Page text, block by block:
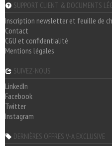
SUPPORT CLIENT & DOCUMENTS
Inscription newsletter et feuille de
Contact
CGU et confidentialité
Mentions légales
SUIVEZ-NOUS
LinkedIn
Facebook
Twitter
Instagram
DERNIÈRES OFFRES V-A EXCLUSIVE